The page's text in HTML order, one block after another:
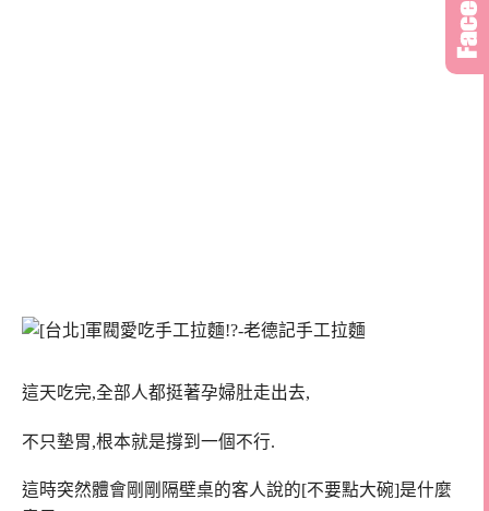
這天吃完,全部人都挺著孕婦肚走出去,
不只墊胃,根本就是撐到一個不行.
這時突然體會剛剛隔壁桌的客人說的[不要點大碗]是什麼